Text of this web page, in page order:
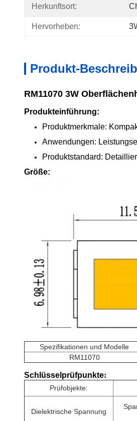
Herkunftsort:
Hervorheben:
Produkt-
RM11070 3W
Produkteinführung:
Produktmerkmale:
Anwendungen:
Produktstandard:
Größe:
Spezifikationen und Modelle
RM11070
Schlüsselprüfpunkte:
Prüfobjekte:
Dielektrische Spannung